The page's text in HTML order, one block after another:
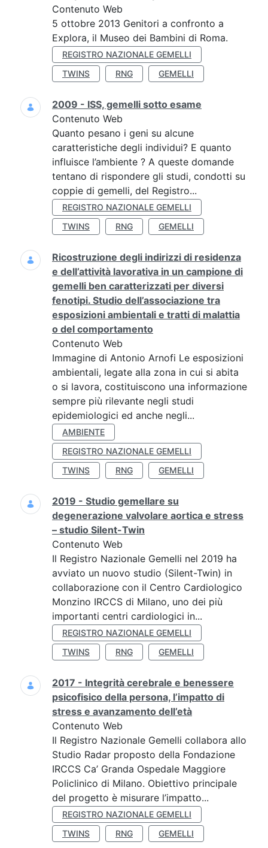
Contenuto Web
5 ottobre 2013 Genitori a confronto a
Explora, il Museo dei Bambini di Roma.
REGISTRO NAZIONALE GEMELLI
TWINS
RNG GEMELLI
2009 - ISS, gemelli sotto esame
Contenuto Web
Quanto pesano i geni su alcune
caratteristiche degli individui? E quanto
influisce l’ambiente ? A queste domande
tentano di rispondere gli studi, condotti su
coppie di gemelli, del Registro...
REGISTRO NAZIONALE GEMELLI
TWINS
RNG GEMELLI
Ricostruzione degli indirizzi di residenza
e dell’attività lavorativa in un campione di
gemelli ben caratterizzati per diversi
fenotipi. Studio dell’associazione tra
esposizioni ambientali e tratti di malattia
o del comportamento
Contenuto Web
Immagine di Antonio Arnofi Le esposizioni
ambientali, legate alla zona in cui si abita
o si lavora, costituiscono una informazione
sempre più rilevante negli studi
epidemiologici ed anche negli...
AMBIENTE
REGISTRO NAZIONALE GEMELLI
TWINS
RNG GEMELLI
2019 - Studio gemellare su
degenerazione valvolare aortica e stress
– studio Silent-Twin
Contenuto Web
Il Registro Nazionale Gemelli nel 2019 ha
avviato un nuovo studio (Silent-Twin) in
collaborazione con il Centro Cardiologico
Monzino IRCCS di Milano, uno dei più
importanti centri cardiologici in...
REGISTRO NAZIONALE GEMELLI
TWINS
RNG GEMELLI
2017 - Integrità cerebrale e benessere
psicofisico della persona, l’impatto di
stress e avanzamento dell’età
Contenuto Web
Il Registro Nazionale Gemelli collabora allo
Studio Radar proposto della Fondazione
IRCCS Ca’ Granda Ospedale Maggiore
Policlinico di Milano. Obiettivo principale
del progetto è misurare l’impatto...
REGISTRO NAZIONALE GEMELLI
TWINS
RNG GEMELLI